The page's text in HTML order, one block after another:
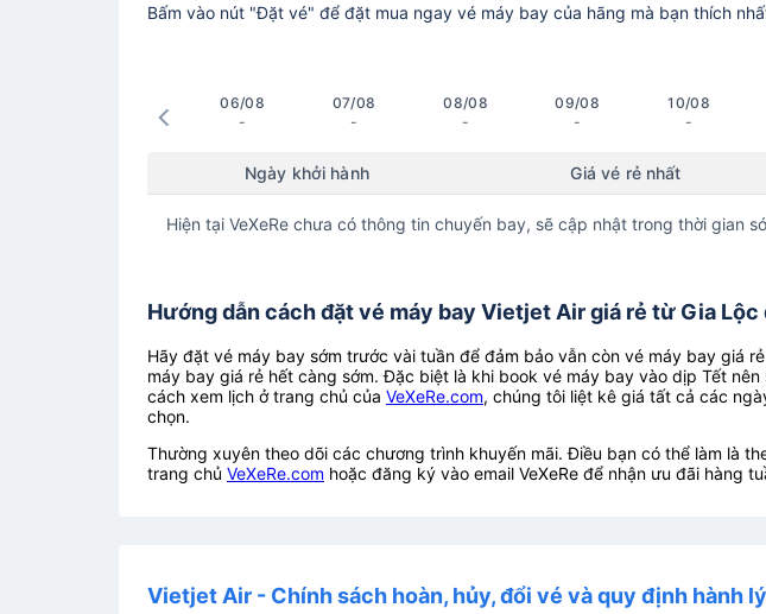
Bấm vào nút "Đặt vé" để đặt mua ngay vé máy bay của hãng mà bạn thích
06/08
-
07/08
-
08/08
-
09/08
-
10/08
-
Ngày khởi hành Giá vé rẻ nhất
Hiện tại VeXeRe chưa có thông tin chuyến bay, sẽ cập nhật trong thời gian
Hướng dẫn cách đặt vé máy bay Vietjet Air giá rẻ từ Gia Lộc
Hãy đặt vé máy bay sớm trước vài tuần để đảm bảo vẫn còn vé máy bay giá
máy bay giá rẻ hết càng sớm. Đặc biệt là khi book vé máy bay vào dịp Tết
cách xem lịch ở trang chủ của VeXeRe.com, chúng tôi liệt kê giá tất cả các
chọn.
Thường xuyên theo dõi các chương trình khuyến mãi. Điều bạn có thể làm là
trang chủ VeXeRe.com hoặc đăng ký vào email VeXeRe để nhận ưu đãi hàng
Vietjet Air - Chính sách hoàn, hủy, đổi vé và quy định hành